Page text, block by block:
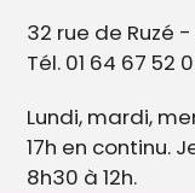
32 rue de Ruzé
Tél. 01 64 67 52
Lundi, mardi,
17h en continu.
8h30 à 12h.